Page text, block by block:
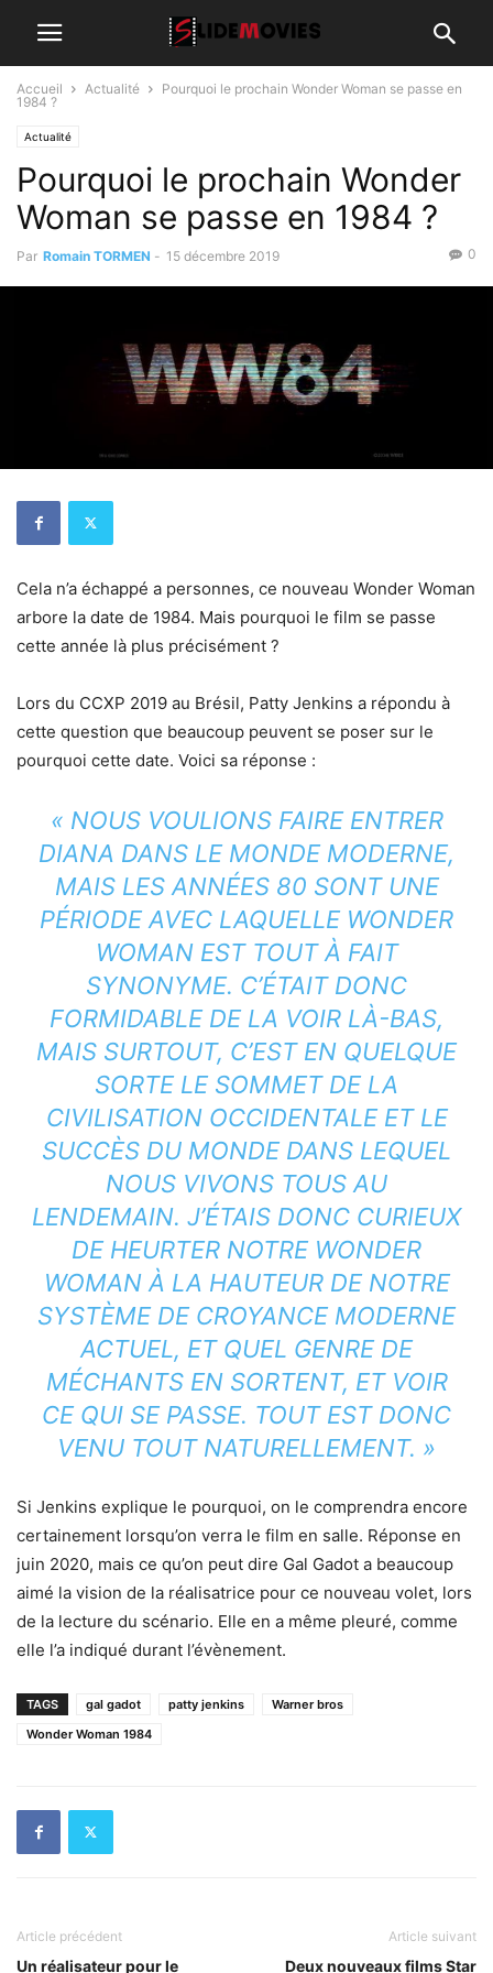
Accueil Actualité
Pourquoi le prochain Wonder Woman se passe en
1984 ?
Actualité
Pourquoi le prochain Wonder
Woman se passe en 1984 ?
Par Romain TORMEN - 15 décembre 2019 0
Cela n’a échappé a personnes, ce nouveau Wonder Woman
arbore la date de 1984. Mais pourquoi le film se passe
cette année là plus précisément ?
Lors du CCXP 2019 au Brésil, Patty Jenkins a répondu à
cette question que beaucoup peuvent se poser sur le
pourquoi cette date. Voici sa réponse :
« NOUS VOULIONS FAIRE ENTRER
DIANA DANS LE MONDE MODERNE,
MAIS LES ANNÉES 80 SONT UNE
PÉRIODE AVEC LAQUELLE WONDER
WOMAN EST TOUT À FAIT
SYNONYME. C’ÉTAIT DONC
FORMIDABLE DE LA VOIR LÀ-BAS,
MAIS SURTOUT, C’EST EN QUELQUE
SORTE LE SOMMET DE LA
CIVILISATION OCCIDENTALE ET LE
SUCCÈS DU MONDE DANS LEQUEL
NOUS VIVONS TOUS AU
LENDEMAIN. J’ÉTAIS DONC CURIEUX
DE HEURTER NOTRE WONDER
WOMAN À LA HAUTEUR DE NOTRE
SYSTÈME DE CROYANCE MODERNE
ACTUEL, ET QUEL GENRE DE
MÉCHANTS EN SORTENT, ET VOIR
CE QUI SE PASSE. TOUT EST DONC
VENU TOUT NATURELLEMENT. »
Si Jenkins explique le pourquoi, on le comprendra encore
certainement lorsqu’on verra le film en salle. Réponse en
juin 2020, mais ce qu’on peut dire Gal Gadot a beaucoup
aimé la vision de la réalisatrice pour ce nouveau volet, lors
de la lecture du scénario. Elle en a même pleuré, comme
elle l’a indiqué durant l’évènement.
TAGS gal gadot patty jenkins
Warner bros
Wonder Woman 1984
Article précédent
Un réalisateur pour le
Article suivant
Deux nouveaux films Star